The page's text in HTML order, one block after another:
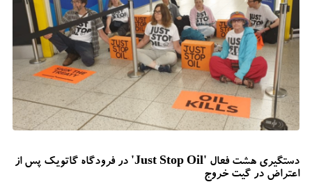
دستگیری هشت فعال 'Just Stop Oil' در فرودگاه گاتویک پس از
اعتراض در گیت خروج